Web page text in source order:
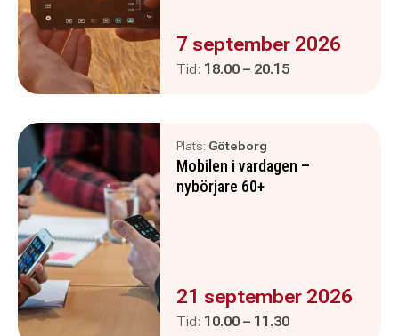
Evenemanget är :
7 september 2026
Tid: Pågår mellan
18.00 – och
20.15
Plats: Göteborg
Mobilen i vardagen –
nybörjare 60+
Evenemanget är :
21 september 2026
Tid: Pågår mellan
10.00 – och
11.30